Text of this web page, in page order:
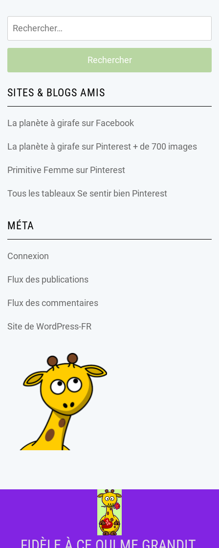
Rechercher :
SITES & BLOGS AMIS
La planète à girafe sur Facebook
La planète à girafe sur Pinterest + de 700 images
Primitive Femme sur Pinterest
Tous les tableaux Se sentir bien Pinterest
MÉTA
Connexion
Flux des publications
Flux des commentaires
Site de WordPress-FR